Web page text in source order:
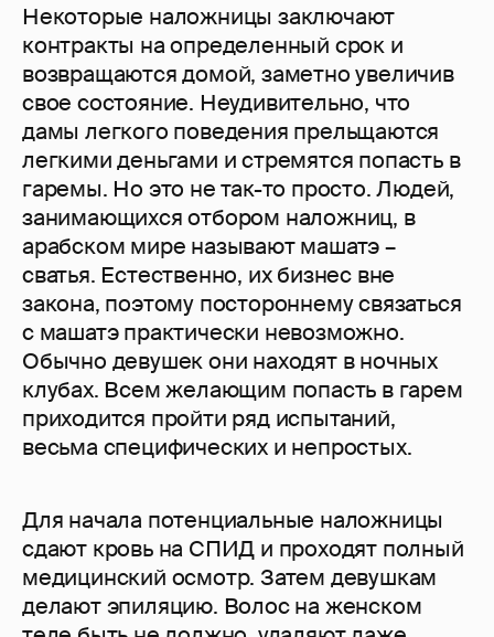
Некоторые наложницы заключают
контракты на определенный срок и
возвращаются домой, заметно увеличив
свое состояние. Неудивительно, что
дамы легкого поведения прельщаются
легкими деньгами и стремятся попасть в
гаремы. Но это не так-то просто. Людей,
занимающихся отбором наложниц, в
арабском мире называют машатэ –
сватья. Естественно, их бизнес вне
закона, поэтому постороннему связаться
с машатэ практически невозможно.
Обычно девушек они находят в ночных
клубах. Всем желающим попасть в гарем
приходится пройти ряд испытаний,
весьма специфических и непростых.
Для начала потенциальные наложницы
сдают кровь на СПИД и проходят полный
медицинский осмотр. Затем девушкам
делают эпиляцию. Волос на женском